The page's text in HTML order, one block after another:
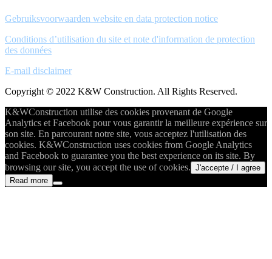
Gebruiksvoorwaarden website en data protection notice
Conditions d’utilisation du site et note d'information de protection
des données
E-mail disclaimer
Copyright © 2022 K&W Construction. All Rights Reserved.
K&WConstruction utilise des cookies provenant de Google
Analytics et Facebook pour vous garantir la meilleure expérience sur
son site. En parcourant notre site, vous acceptez l'utilisation des
cookies. K&WConstruction uses cookies from Google Analytics
and Facebook to guarantee you the best experience on its site. By
browsing our site, you accept the use of cookies. J'accepte / I agree
Read more